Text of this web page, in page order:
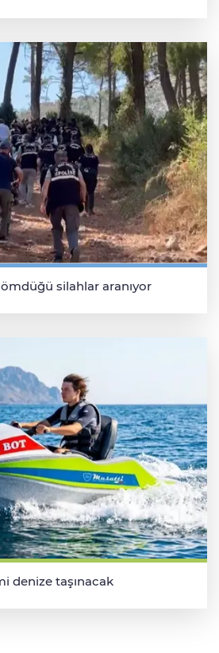
silahlar aranıyor
denize taşınacak